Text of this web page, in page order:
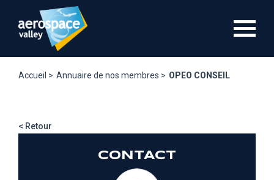
contenu
Accueil > Annuaire de nos membres > OPEO CONSEIL
< Retour
CONTACT